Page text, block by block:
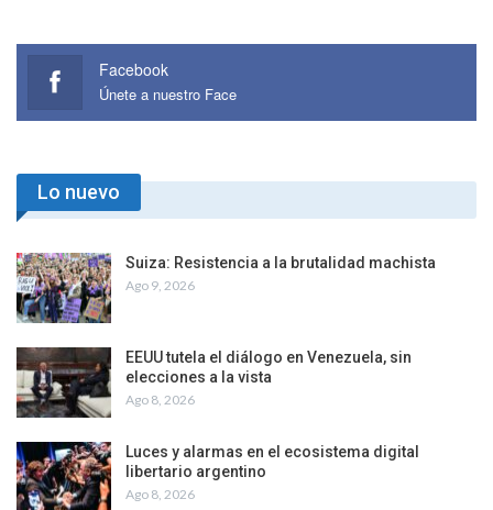
Facebook
Únete a nuestro Face
Lo nuevo
Suiza: Resistencia a la brutalidad machista
Ago 9, 2026
EEUU tutela el diálogo en Venezuela, sin
elecciones a la vista
Ago 8, 2026
Luces y alarmas en el ecosistema digital
libertario argentino
Ago 8, 2026